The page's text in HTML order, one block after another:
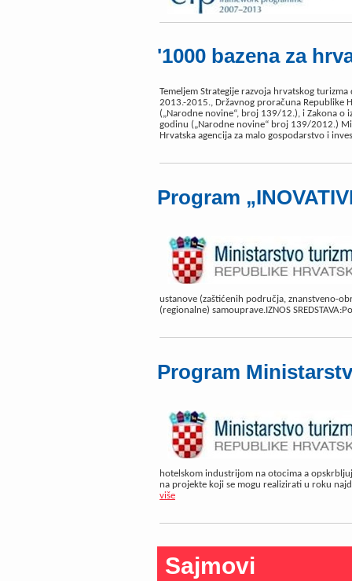
'1000 bazena za
Temeljem Strategije razvoja hrvatskog
2013.-2015., Državnog proračuna Republike
(„Narodne novine“, broj 139/12.), i Zakona o
godinu („Narodne novine“ broj 139/2012.)
Hrvatska agencija za malo gospodarstvo i
Program
ustanove (zaštićenih područja, znanstveno-
(regionalne) samouprave.IZNOS
Program
hotelskom industrijom na otocima a
na projekte koji se mogu realizirati u roku
više
Sajmovi